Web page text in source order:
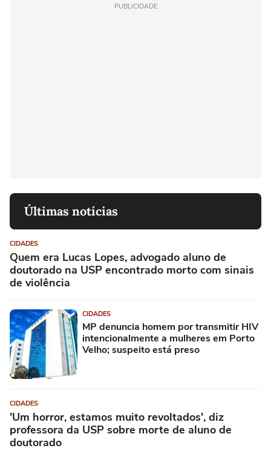
PUBLICIDADE
Últimas notícias
CIDADES
Quem era Lucas Lopes, advogado aluno de
doutorado na USP encontrado morto com sinais
de violência
CIDADES
MP denuncia homem por transmitir HIV
intencionalmente a mulheres em Porto
Velho; suspeito está preso
CIDADES
'Um horror, estamos muito revoltados', diz
professora da USP sobre morte de aluno de
doutorado